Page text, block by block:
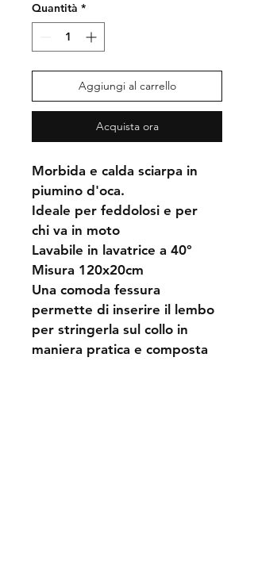
Quantità *
Aggiungi al carrello
Acquista ora
Morbida e calda sciarpa in
piumino d'oca.
Ideale per feddolosi e per
chi va in moto
Lavabile in lavatrice a 40°
Misura 120x20cm
Una comoda fessura
permette di inserire il lembo
per stringerla sul collo in
maniera pratica e composta